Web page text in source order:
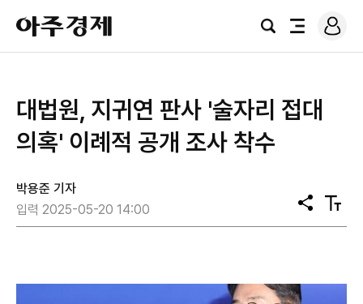
아
주
경
검
전
로
그
대법원, 지귀연 판사 '술자리 접대
의혹' 이례적 공개 조사 착수
박용준 기자
입력 2025-05-20 14:00
공
유
텍
스